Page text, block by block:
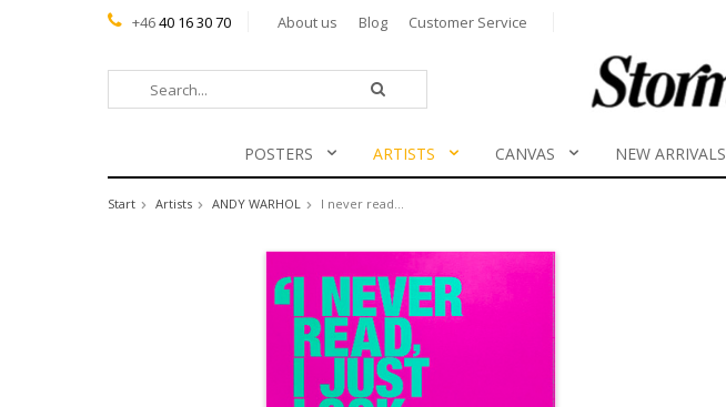
+4640 16 30 70 About us Blog Customer Service
POSTERS ARTISTS CANVAS NEW ARRIVALS
Start Artists ANDY WARHOL I never read...